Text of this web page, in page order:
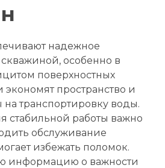
надежное
особенно в
поверхностных
пространство и
на транспортировку воды.
стабильной работы важно
обслуживание
избежать поломок.
информацию о важности